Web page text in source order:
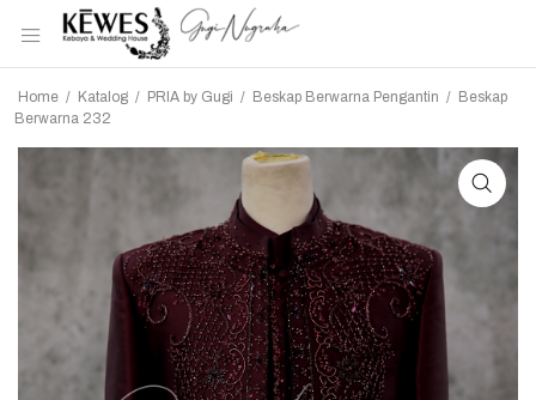
Home / Katalog / PRIA by Gugi / Beskap Berwarna Pengantin / Beskap
Berwarna 232